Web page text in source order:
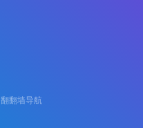
翻翻墙导航